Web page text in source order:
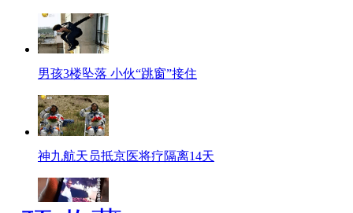
男孩3楼坠落 小伙“跳窗”接住
神九航天员抵京医将疗隔离14天